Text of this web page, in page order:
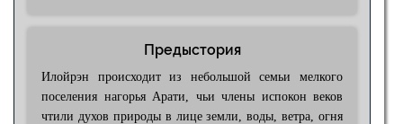
Предыстория
Илойрэн происходит из небольшой семьи мелкого
поселения нагорья Арати, чьи члены испокон веков
чтили духов природы в лице земли, воды, ветра, огня